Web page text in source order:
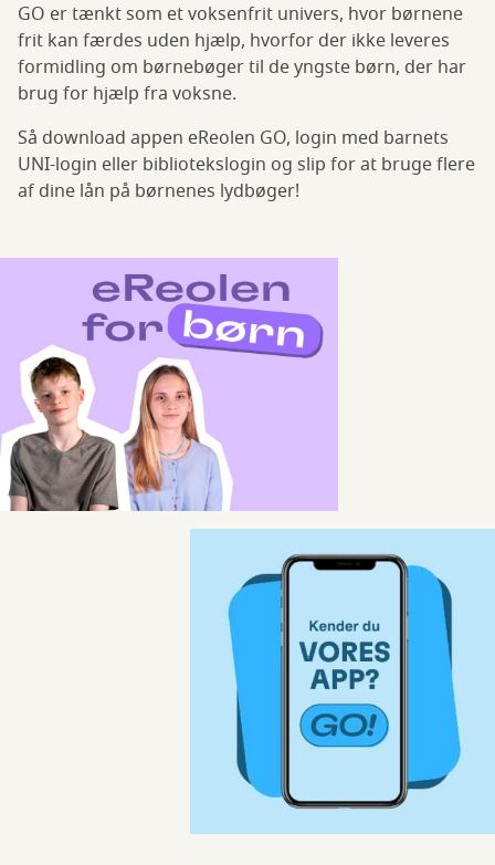
GO er tænkt som et voksenfrit univers, hvor børnene
frit kan færdes uden hjælp, hvorfor der ikke leveres
formidling om børnebøger til de yngste børn, der har
brug for hjælp fra voksne.
Så download appen eReolen GO, login med barnets
UNI-login eller bibliotekslogin og slip for at bruge flere
af dine lån på børnenes lydbøger!